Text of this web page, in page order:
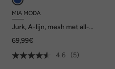
MIA MODA
Jurk, A-lijn, mesh met all-
69,99€
4.6
(5)